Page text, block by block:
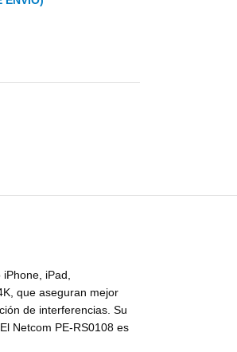
iPad,
que aseguran mejor
de interferencias. Su
Netcom PE-RS0108 es